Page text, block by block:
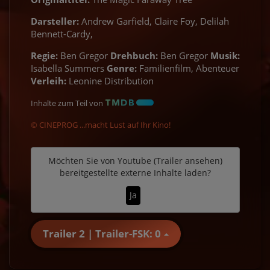
Darsteller: Andrew Garfield, Claire Foy, Delilah
Bennett-Cardy,
Regie: Ben Gregor Drehbuch: Ben Gregor Musik:
Isabella Summers Genre: Familienfilm, Abenteuer
Verleih: Leonine Distribution
Inhalte zum Teil von
© CINEPROG ...macht Lust auf Ihr Kino!
Möchten Sie von Youtube (Trailer ansehen)
bereitgestellte externe Inhalte laden?
Ja
Trailer 2 | Trailer-FSK: 0